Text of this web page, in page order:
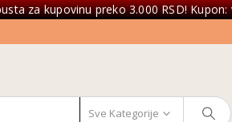
za kupovinu preko 3.000 RSD! Kupon:
Sve Kategorije